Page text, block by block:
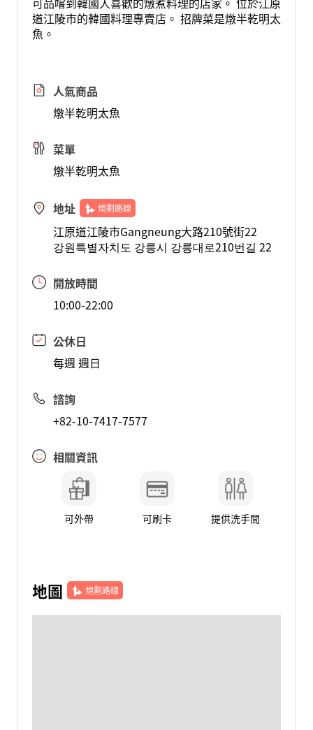
道江陵市的韓國料理專賣店。 招牌菜是燉半乾明太
魚。
人氣商品
燉半乾明太魚
菜單
燉半乾明太魚
地址 規劃路線
江原道江陵市Gangneung大路210號街22
강원특별자치도 강릉시 강릉대로210번길 22
開放時間
10:00-22:00
公休日
每週 週日
諮詢
+82-10-7417-7577
相關資訊
可外帶 可刷卡 提供洗手間
地圖 規劃路線